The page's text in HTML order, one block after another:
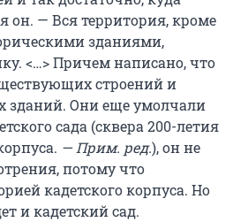
он. — Вся территория, кроме
зданиями,
<…> Причем написано, что
строений и
зданий. Они еще умолчали
сада (сквера 200-летия
— Прим. ред.), он не
потому что
кадетского корпуса. Но
и кадетский сад.